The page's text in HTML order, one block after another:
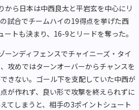
から日本は中西良太と平岩玄を中心にリ
試合でチームハイの19得点を挙げた西
トも決まり、16-9とリードを奪った。
ーンディフェンスでチャイニーズ・タイ
攻めではターンオーバーからチャンスを
きない。ゴール下を支配していた中西が
が作れず、良い形で攻撃を終えられずに
てしまうと、相手の3ポイントシュート